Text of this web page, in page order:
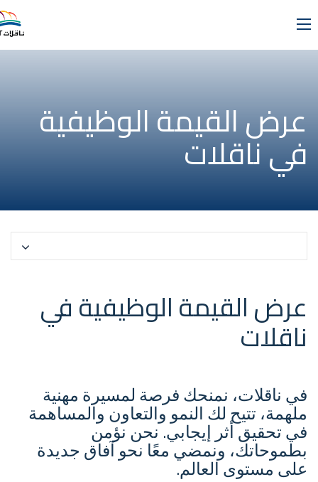
عرض القيمة الوظيفية
في ناقلات
عرض القيمة الوظيفية في
ناقلات
في ناقلات، نمنحك فرصة لمسيرة مهنية
ملهمة، تتيح لك النمو والتعاون والمساهمة
في تحقيق أثر إيجابي. نحن نؤمن
بطموحاتك، ونمضي معًا نحو آفاق جديدة
على مستوى العالم.